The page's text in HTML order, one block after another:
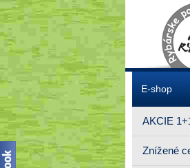
E-shop
AKCIE
Znížené